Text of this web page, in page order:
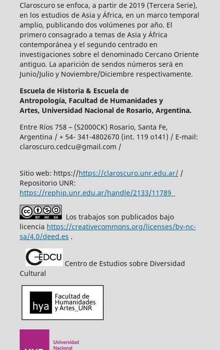
Claroscuro se enfoca, a partir de 2019 (Tercera Serie),
en los estudios de Asia y África, en un marco temporal
amplio, publicando dos volúmenes por año. El
primero consagrado a temas de Asia y África
contemporánea y el segundo centrado en
investigaciones sobre el denominado Cercano Oriente
antiguo. La aparición de sendos números será en
Junio/Julio y Noviembre/Diciembre respectivamente.
Escuela de Historia & Escuela de
Antropología, Facultad de Humanidades y
Artes, Universidad Nacional de Rosario, Argentina.
Entre Ríos 758 – (S2000CK) Rosario, Santa Fe,
Argentina / + 54- 341-4802670 (int. 119 o141) / E-mail:
claroscuro.cedcu@gmail.com /
Sitio web: https://https://claroscuro.unr.edu.ar//
Repositorio UNR:
https://rephip.unr.edu.ar/handle/2133/11789
Los trabajos son publicados bajo
licencia https://creativecommons.org/licenses/by-nc-
sa/4.0/deed.es .
Centro de Estudios sobre Diversidad
Cultural